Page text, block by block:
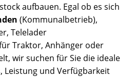
aufbauen. Egal ob es sich
(Kommunalbetrieb),
Telelader
Traktor, Anhänger oder
wir suchen für Sie die ideale
Leistung und Verfügbarkeit